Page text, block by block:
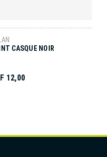
CASQUE NOIR
12,00